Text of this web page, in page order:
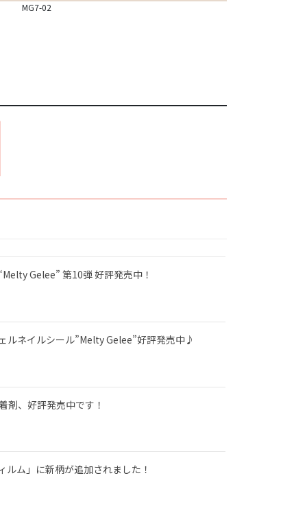
MG7-02
Gelee” 第10弾 好評発売中！
ルネイルシール”Melty Gelee”好評発売中♪
剤、好評発売中です！
ルム」に新柄が追加されました！